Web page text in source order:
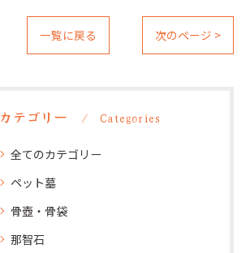
一覧に戻る 次のページ >
カテゴリー Categories
全てのカテゴリー
ペット墓
骨壺・骨袋
那智石